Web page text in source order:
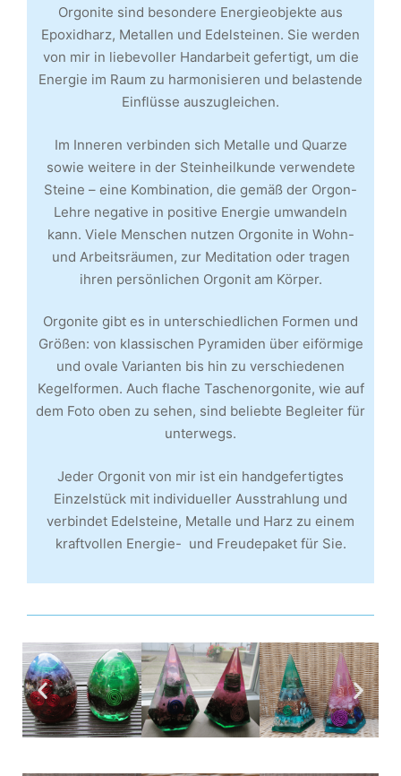
Orgonite sind besondere Energieobjekte aus
Epoxidharz, Metallen und Edelsteinen. Sie werden
von mir in liebevoller Handarbeit gefertigt, um die
Energie im Raum zu harmonisieren und belastende
Einflüsse auszugleichen.
Im Inneren verbinden sich Metalle und Quarze
sowie weitere in der Steinheilkunde verwendete
Steine – eine Kombination, die gemäß der Orgon-
Lehre negative in positive Energie umwandeln
kann. Viele Menschen nutzen Orgonite in Wohn-
und Arbeitsräumen, zur Meditation oder tragen
ihren persönlichen Orgonit am Körper.
Orgonite gibt es in unterschiedlichen Formen und
Größen: von klassischen Pyramiden über eiförmige
und ovale Varianten bis hin zu verschiedenen
Kegelformen. Auch flache Taschenorgonite, wie auf
dem Foto oben zu sehen, sind beliebte Begleiter für
unterwegs.
Jeder Orgonit von mir ist ein handgefertigtes
Einzelstück mit individueller Ausstrahlung und
verbindet Edelsteine, Metalle und Harz zu einem
kraftvollen Energie- und Freudepaket für Sie.